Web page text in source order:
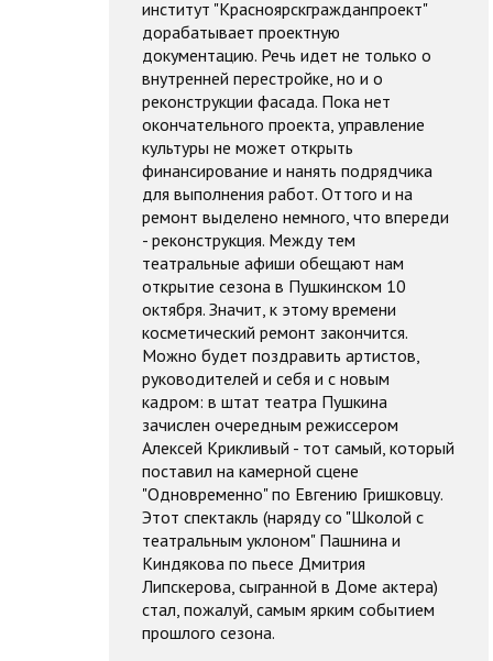
институт "Красноярскгражданпроект"
дорабатывает проектную
документацию. Речь идет не только о
внутренней перестройке, но и о
реконструкции фасада. Пока нет
окончательного проекта, управление
культуры не может открыть
финансирование и нанять подрядчика
для выполнения работ. Оттого и на
ремонт выделено немного, что впереди
- реконструкция. Между тем
театральные афиши обещают нам
открытие сезона в Пушкинском 10
октября. Значит, к этому времени
косметический ремонт закончится.
Можно будет поздравить артистов,
руководителей и себя и с новым
кадром: в штат театра Пушкина
зачислен очередным режиссером
Алексей Крикливый - тот самый, который
поставил на камерной сцене
"Одновременно" по Евгению Гришковцу.
Этот спектакль (наряду со "Школой с
театральным уклоном" Пашнина и
Киндякова по пьесе Дмитрия
Липскерова, сыгранной в Доме актера)
стал, пожалуй, самым ярким событием
прошлого сезона.